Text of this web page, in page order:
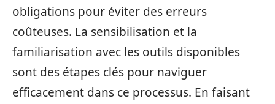
obligations pour éviter des erreurs
coûteuses. La sensibilisation et la
familiarisation avec les outils disponibles
sont des étapes clés pour naviguer
efficacement dans ce processus. En faisant